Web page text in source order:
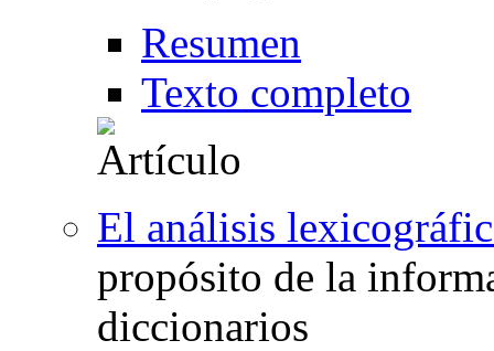
Resumen
Texto completo
El análisis
propósito de la
diccionarios